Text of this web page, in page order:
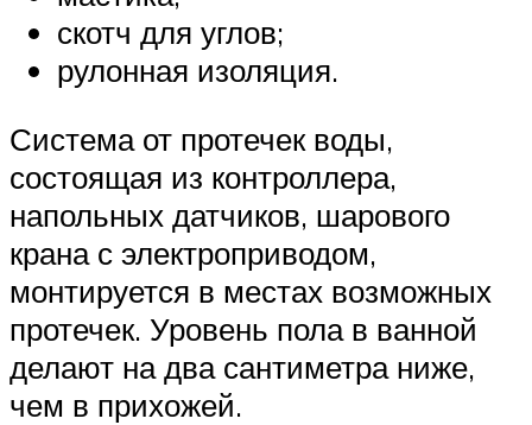
скотч для углов;
рулонная изоляция.
Система от протечек воды,
состоящая из контроллера,
напольных датчиков, шарового
крана с электроприводом,
монтируется в местах возможных
протечек. Уровень пола в ванной
делают на два сантиметра ниже,
чем в прихожей.